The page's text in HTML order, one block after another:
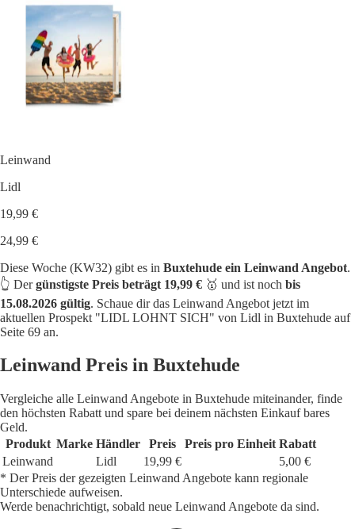
Leinwand
Lidl
19,99 €
24,99 €
Diese Woche (KW32) gibt es in Buxtehude ein Leinwand Angebot.
👆 Dergünstigste Preis beträgt 19,99 € 🥇 und ist noch bis
15.08.2026 gültig. Schaue dir das Leinwand Angebot jetzt im
aktuellen Prospekt "LIDL LOHNT SICH" von Lidl in Buxtehude auf
Seite 69 an.
Leinwand Preis in Buxtehude
Vergleiche alle Leinwand Angebote in Buxtehude miteinander, finde
den höchsten Rabatt und spare bei deinem nächsten Einkauf bares
Geld.
Produkt Marke Händler Preis Preis pro Einheit Rabatt
Leinwand
Lidl 19,99 €
5,00 €
* Der Preis der gezeigten Leinwand Angebote kann regionale
Unterschiede aufweisen.
Werde benachrichtigt, sobald neue Leinwand Angebote da sind.